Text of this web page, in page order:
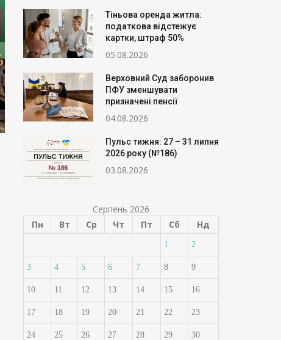
Тіньова оренда житла:
податкова відстежує
картки, штраф 50%
05.08.2026
Верховний Суд заборонив
ПФУ зменшувати
призначені пенсії
04.08.2026
Пульс тижня: 27 – 31 липня
2026 року (№186)
03.08.2026
Серпень 2026
Пн
Вт Ср Чт Пт Сб Нд
1 2
3 4 5 6 7 8 9
10 11 12 13 14 15 16
17 18 19 20 21 22 23
24 25 26 27 28 29 30